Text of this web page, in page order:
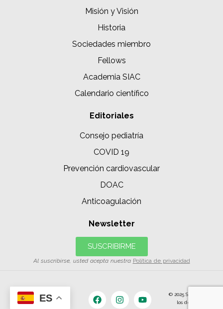
Misión y Visión
Historia
Sociedades miembro
Fellows
Academia SIAC
Calendario científico
Editoriales
Consejo pediatría
COVID 19
Prevención cardiovascular
DOAC
Anticoagulación
Newsletter
SUSCRIBIRME
Al suscribirse, usted acepta nuestra Política de privacidad
© 2025 SIAC | Todos
los derechos
ES